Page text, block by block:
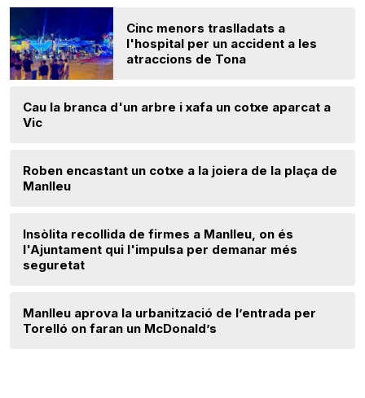
Cinc menors traslladats a
l'hospital per un accident a les
atraccions de Tona
Cau la branca d'un arbre i xafa un cotxe aparcat a
Vic
Roben encastant un cotxe a la joiera de la plaça de
Manlleu
Insòlita recollida de firmes a Manlleu, on és
l'Ajuntament qui l'impulsa per demanar més
seguretat
Manlleu aprova la urbanització de l’entrada per
Torelló on faran un McDonald’s